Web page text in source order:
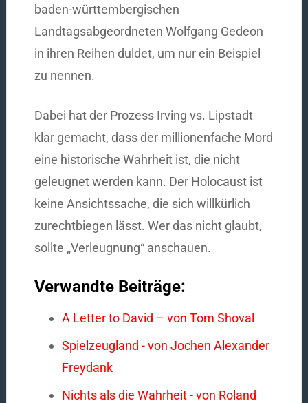
baden-württembergischen
Landtagsabgeordneten Wolfgang Gedeon
in ihren Reihen duldet, um nur ein Beispiel
zu nennen.
Dabei hat der Prozess Irving vs. Lipstadt
klar gemacht, dass der millionenfache Mord
eine historische Wahrheit ist, die nicht
geleugnet werden kann. Der Holocaust ist
keine Ansichtssache, die sich willkürlich
zurechtbiegen lässt. Wer das nicht glaubt,
sollte „Verleugnung“ anschauen.
Verwandte Beiträge:
A Letter to David – von Tom Shoval
Spielzeugland - von Jochen Alexander
Freydank
Nichts als die Wahrheit - von Roland